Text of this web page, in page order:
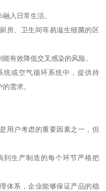
入日常生活。
房、卫生间等易滋生细菌的区
有效降低交叉感染的风险。
统或空气循环系统中，提供持
需求。
用户考虑的重要因素之一，但
生产制造的每个环节严格把
体系，企业能够保证产品的稳